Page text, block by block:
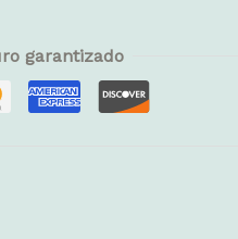
garantizado